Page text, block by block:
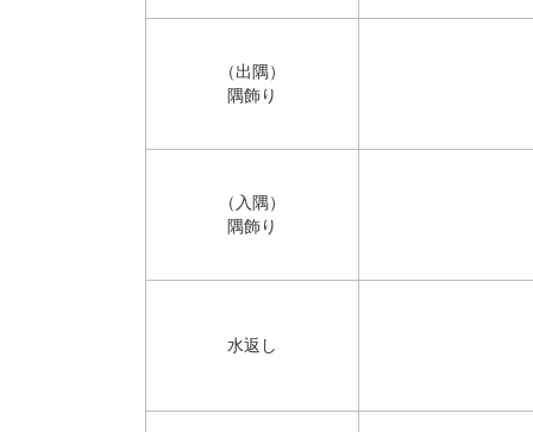
（出隅）
隅飾り
（入隅）
隅飾り
水返し